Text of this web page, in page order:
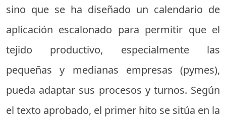
sino que se ha diseñado un calendario de
aplicación escalonado para permitir que el
tejido productivo, especialmente las
pequeñas y medianas empresas (pymes),
pueda adaptar sus procesos y turnos. Según
el texto aprobado, el primer hito se sitúa en la